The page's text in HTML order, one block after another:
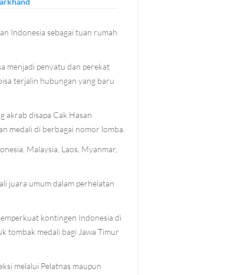
Indonesia sebagai tuan rumah
menjadi penyatu dan perekat
terjalin hubungan yang baru
akrab disapa Cak Hasan
medali di berbagai nomor lomba.
Malaysia, Laos, Myanmar,
juara umum dalam perhelatan
kontingen Indonesia di
tombak medali bagi Jawa Timur
melalui Pelatnas maupun